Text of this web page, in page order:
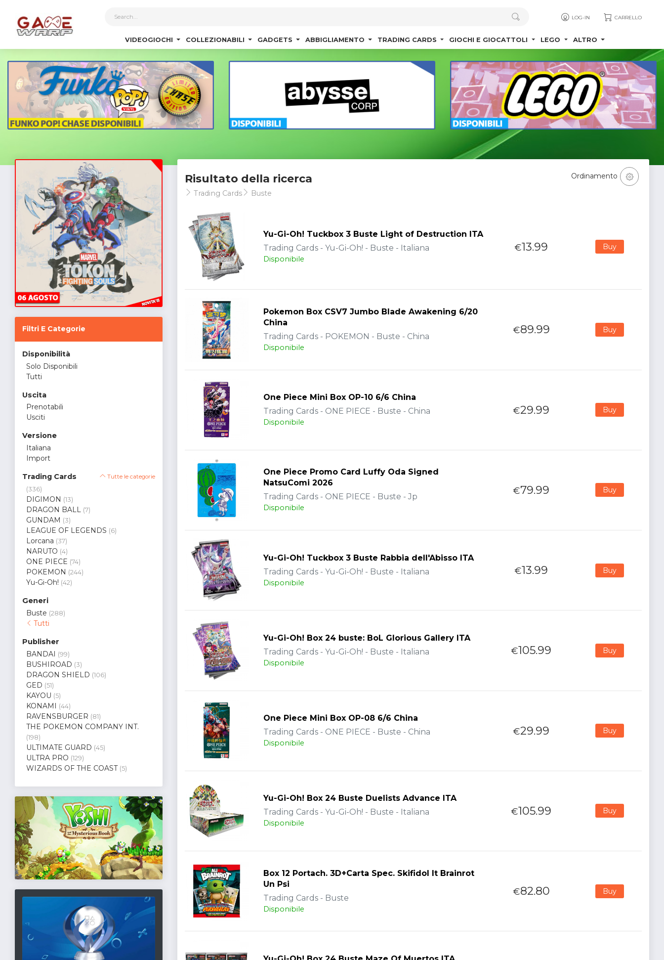
LOG-IN CARRELLO
VIDEOGIOCHI COLLEZIONABILI GADGETS ABBIGLIAMENTO TRADING CARDS GIOCHI E GIOCATTOLI LEGO ALTRO
Filtri E Categorie
Disponibilità
Solo Disponibili
Tutti
Uscita
Prenotabili
Usciti
Versione
Italiana
Import
Trading Cards Tutte le categorie
(336)
DIGIMON (13)
DRAGON BALL (7)
GUNDAM (3)
LEAGUE OF LEGENDS (6)
Lorcana (37)
NARUTO (4)
ONE PIECE (74)
POKEMON (244)
Yu-Gi-Oh! (42)
Generi
Buste (288)
Tutti
Publisher
BANDAI (99)
BUSHIROAD (3)
DRAGON SHIELD (106)
GED (51)
KAYOU (5)
KONAMI (44)
RAVENSBURGER (81)
THE POKEMON COMPANY INT.
(198)
ULTIMATE GUARD (45)
ULTRA PRO (129)
WIZARDS OF THE COAST (5)
Risultato della ricerca
Trading Cards Buste
Ordinamento
Yu-Gi-Oh! Tuckbox 3 Buste Light of Destruction ITA
Trading Cards - Yu-Gi-Oh! - Buste - Italiana
Disponibile
€13.99 Buy
Pokemon Box CSV7 Jumbo Blade Awakening 6/20
China
Trading Cards - POKEMON - Buste - China
Disponibile
€89.99 Buy
One Piece Mini Box OP-10 6/6 China
Trading Cards - ONE PIECE - Buste - China
Disponibile
€29.99 Buy
One Piece Promo Card Luffy Oda Signed
NatsuComi 2026
Trading Cards - ONE PIECE - Buste - Jp
Disponibile
€79.99 Buy
Yu-Gi-Oh! Tuckbox 3 Buste Rabbia dell'Abisso ITA
Trading Cards - Yu-Gi-Oh! - Buste - Italiana
Disponibile
€13.99 Buy
Yu-Gi-Oh! Box 24 buste: BoL Glorious Gallery ITA
Trading Cards - Yu-Gi-Oh! - Buste - Italiana
Disponibile
€105.99 Buy
One Piece Mini Box OP-08 6/6 China
Trading Cards - ONE PIECE - Buste - China
Disponibile
€29.99 Buy
Yu-Gi-Oh! Box 24 Buste Duelists Advance ITA
Trading Cards - Yu-Gi-Oh! - Buste - Italiana
Disponibile
€105.99 Buy
Box 12 Portach. 3D+Carta Spec. Skifidol It Brainrot
Un Psi
Trading Cards - Buste
Disponibile
€82.80 Buy